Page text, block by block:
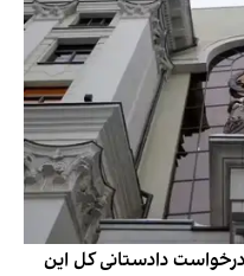
دادستانی کل این